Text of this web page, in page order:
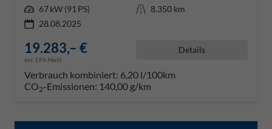
Leistung 67 kW (91 PS) Kilometerstand 8.350 km
28.08.2025
19.283,– €
incl. 19% MwSt.
Details
Verbrauch kombiniert: 6,20 l/100km
CO2-Emissionen: 140,00 g/km